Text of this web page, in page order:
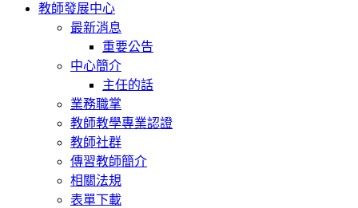
教師發展中心
最新消息
重要公告
中心簡介
主任的話
業務職掌
教師教學專業認證
教師社群
傳習教師簡介
相關法規
表單下載